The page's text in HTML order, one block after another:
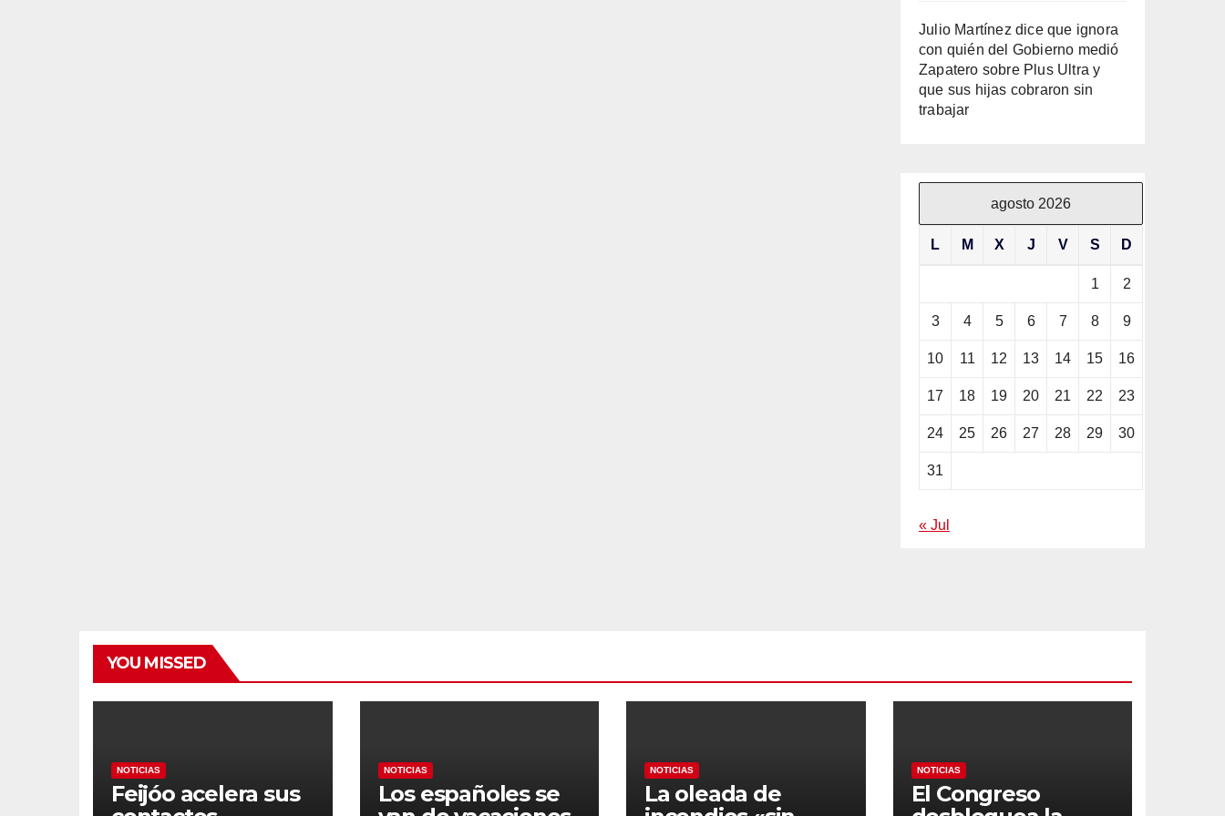
Julio Martínez dice que ignora
con quién del Gobierno medió
Zapatero sobre Plus Ultra y
que sus hijas cobraron sin
trabajar
agosto 2026
L M X J V S D
1 2
3 4 5 6 7 8 9
10 11 12 13 14 15 16
17 18 19 20 21 22 23
24 25 26 27 28 29 30
31
« Jul
YOU MISSED
NOTICIAS
Feijóo acelera sus
NOTICIAS
Los españoles se
NOTICIAS
La oleada de
NOTICIAS
El Congreso